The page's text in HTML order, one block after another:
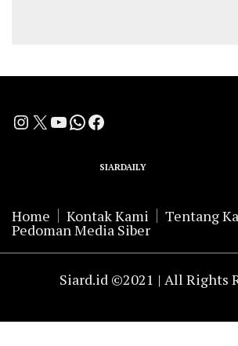
Instagram
X YouTube
WhatsApp
Facebook
SIARDAILY
Home Kontak Kami Tentang
Pedoman Media Siber
Siard.id ©2021 | All Rights